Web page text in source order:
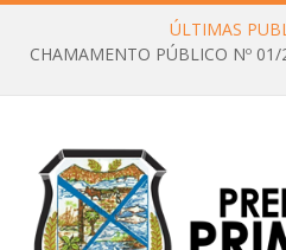
ÚLTIMAS